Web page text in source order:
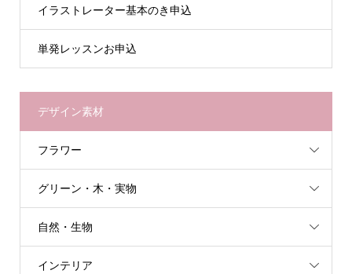
イラストレーター基本のき申込
単発レッスンお申込
デザイン素材
フラワー
グリーン・木・実物
自然・生物
インテリア